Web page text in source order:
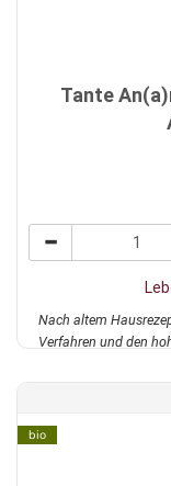
Tante
Nach altem
Verfahren und den
bio